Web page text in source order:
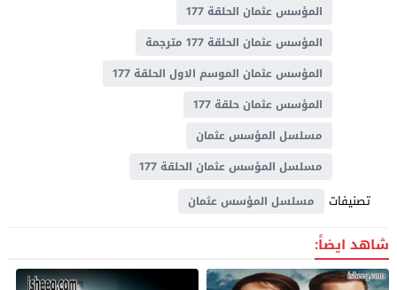
المؤسس عثمان الحلقة 177
المؤسس عثمان الحلقة 177 مترجمة
المؤسس عثمان الموسم الاول الحلقة 177
المؤسس عثمان حلقة 177
مسلسل المؤسس عثمان
مسلسل المؤسس عثمان الحلقة 177
تصنيفات مسلسل المؤسس عثمان
شاهد ايضاً: